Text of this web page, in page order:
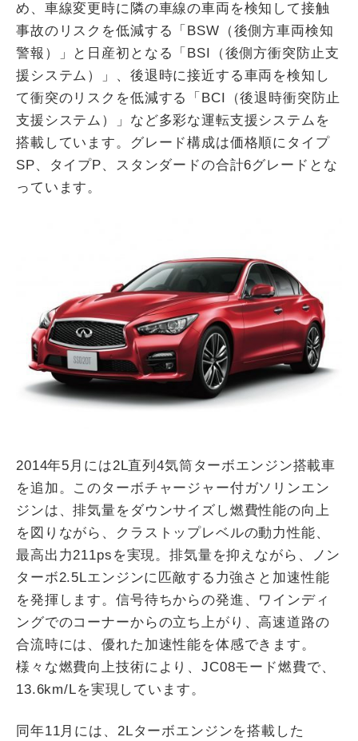
め、車線変更時に隣の車線の車両を検知して接触
事故のリスクを低減する「BSW（後側方車両検知
警報）」と日産初となる「BSI（後側方衝突防止支
援システム）」、後退時に接近する車両を検知し
て衝突のリスクを低減する「BCI（後退時衝突防止
支援システム）」など多彩な運転支援システムを
搭載しています。グレード構成は価格順にタイプ
SP、タイプP、スタンダードの合計6グレードとな
っています。
2014年5月には2L直列4気筒ターボエンジン搭載車
を追加。このターボチャージャー付ガソリンエン
ジンは、排気量をダウンサイズし燃費性能の向上
を図りながら、クラストップレベルの動力性能、
最高出力211psを実現。排気量を抑えながら、ノン
ターボ2.5Lエンジンに匹敵する力強さと加速性能
を発揮します。信号待ちからの発進、ワインディ
ングでのコーナーからの立ち上がり、高速道路の
合流時には、優れた加速性能を体感できます。
様々な燃費向上技術により、JC08モード燃費で、
13.6km/Lを実現しています。
同年11月には、2Lターボエンジンを搭載した